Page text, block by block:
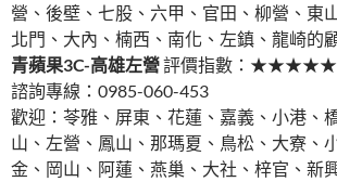
營、後壁、七股、六甲、官田、柳營、東
北門、大內、楠西、南化、左鎮、龍崎的
青蘋果3C-高雄左營評價指數：★★★★★
諮詢專線：0985-060-453
歡迎：苓雅、屏東、花蓮、嘉義、小港、
山、左營、鳳山、那瑪夏、鳥松、大寮、
金、岡山、阿蓮、燕巢、大社、梓官、新